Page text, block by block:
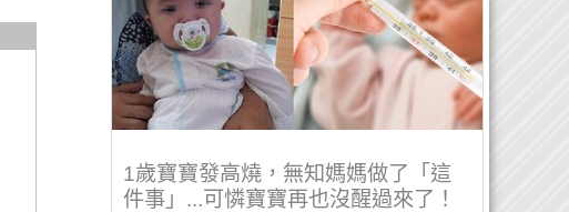
1歲寶寶發高燒，無知媽媽做了「這
件事」...可憐寶寶再也沒醒過來了！